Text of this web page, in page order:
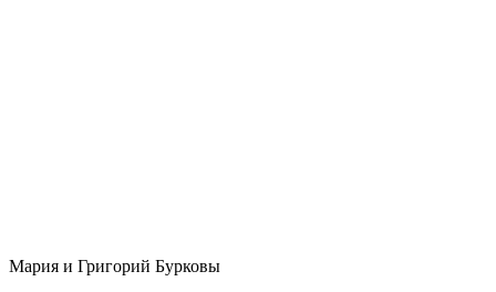
Мария и Григорий Бурковы